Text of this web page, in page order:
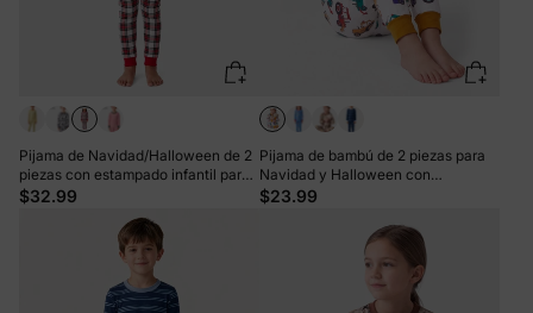
Pijama de Navidad/Halloween de 2
piezas con estampado infantil para
niños pequeños (ajustado)
$32.99
Pijama de bambú de 2 piezas para
Navidad y Halloween con
estampado divertido para niños
$23.99